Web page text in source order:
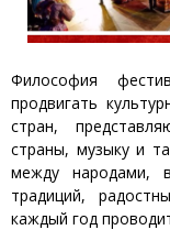
Философия
продвигать
стран,
страны, музыку и
между народами,
традиций,
каждый год